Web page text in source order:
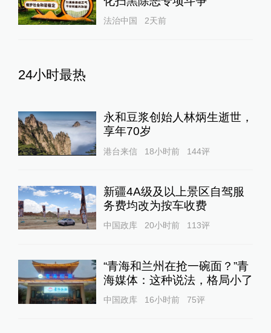
法治中国 2天前
24小时最热
永和豆浆创始人林炳生逝世，
享年70岁
港台来信 18小时前 144评
新疆4A级及以上景区自驾服
务费均改为按车收费
中国政库 20小时前 113评
“青海和兰州在抢一碗面？”青
海媒体：这种说法，格局小了
中国政库 16小时前 75评